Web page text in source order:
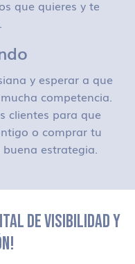
que quieres y te
y esperar a que
competencia.
clientes para que
o comprar tu
estrategia.
DE VISIBILIDAD Y